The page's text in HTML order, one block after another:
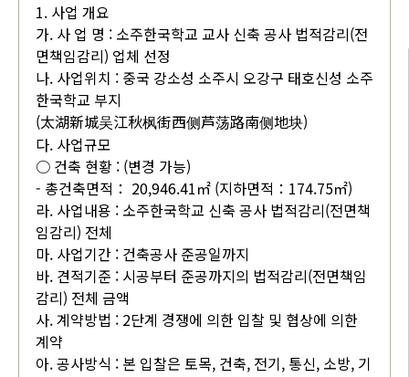
1. 사업 개요
가. 사 업 명 : 소주한국학교 교사 신축 공사 법적감리(전
면책임감리) 업체 선정
나. 사업위치 : 중국 강소성 소주시 오강구 태호신성 소주
한국학교 부지
(太湖新城吴江秋枫街西侧芦荡路南侧地块)
다. 사업규모
○ 건축 현황 : (변경 가능)
- 총건축면적： 20,946.41㎡ (지하면적：174.75㎡)
라. 사업내용 : 소주한국학교 신축 공사 법적감리(전면책
임감리) 전체
마. 사업기간 : 건축공사 준공일까지
바. 견적기준 : 시공부터 준공까지의 법적감리(전면책임
감리) 전체 금액
사. 계약방법 : 2단계 경쟁에 의한 입찰 및 협상에 의한
계약
아. 공사방식 : 본 입찰은 토목, 건축, 전기, 통신, 소방, 기